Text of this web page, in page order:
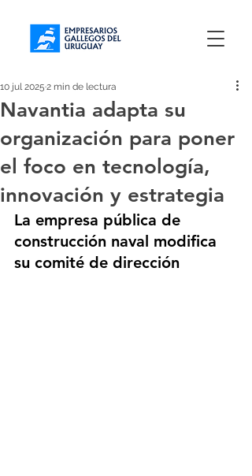
Navantia adapta su
organización para poner
el foco en tecnología,
innovación y estrategia
10 jul 2025 2 min de lectura
La empresa pública de
construcción naval modifica
su comité de dirección